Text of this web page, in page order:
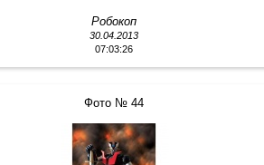
Робокоп
30.04.2013
07:03:26
Фото № 44